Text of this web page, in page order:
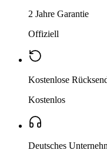
2 Jahre Garantie
Offiziell
Kostenlose
Kostenlos
Deutsches